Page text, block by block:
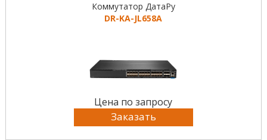
Коммутатор ДатаРу
DR-KА-JL658A
Цена по запросу
Заказать